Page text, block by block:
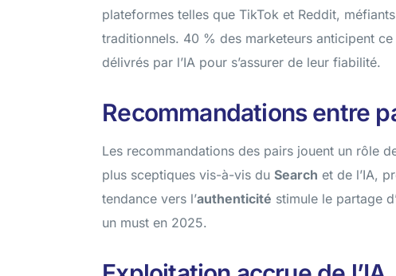
plateformes telles que TikTok et Reddit,
traditionnels. 40 % des marketeurs anticipent
délivrés par l’IA pour s’assurer de leur fiabilité.
Recommandations entre
Les recommandations des pairs jouent un rôle
plus sceptiques vis-à-vis duSearch et de l’IA,
tendance vers l’authenticité stimule le partage
un must en 2025.